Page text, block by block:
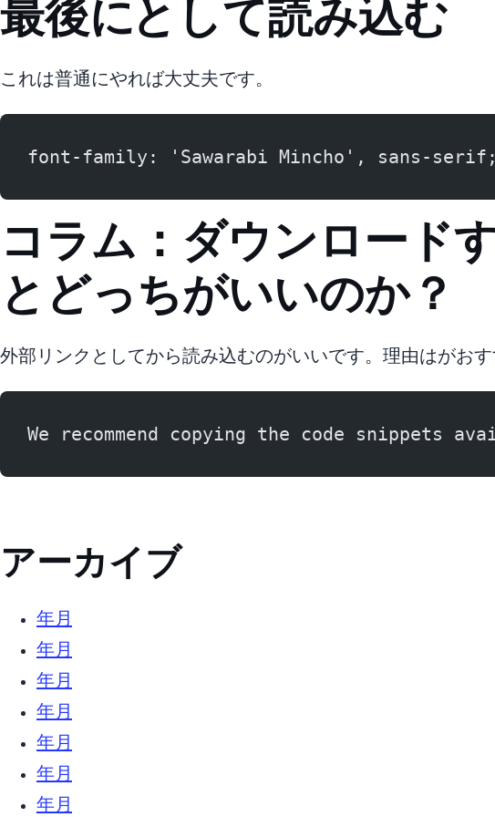
最後にfont-familyとして読み込む
これは普通にやれば大丈夫です。
font-family: 'Sawarabi Mincho', sans-serif;
コラム：ダウンロード
とどっちがいいのか？
外部リンクとしてgoogleから読み込むのがいいです。 理由は
We recommend copying the code snippets
アーカイブ
2025年10月 (2)
2022年4月 (5)
2022年3月 (3)
2022年2月 (3)
2021年12月 (2)
2021年6月 (1)
2021年4月 (1)